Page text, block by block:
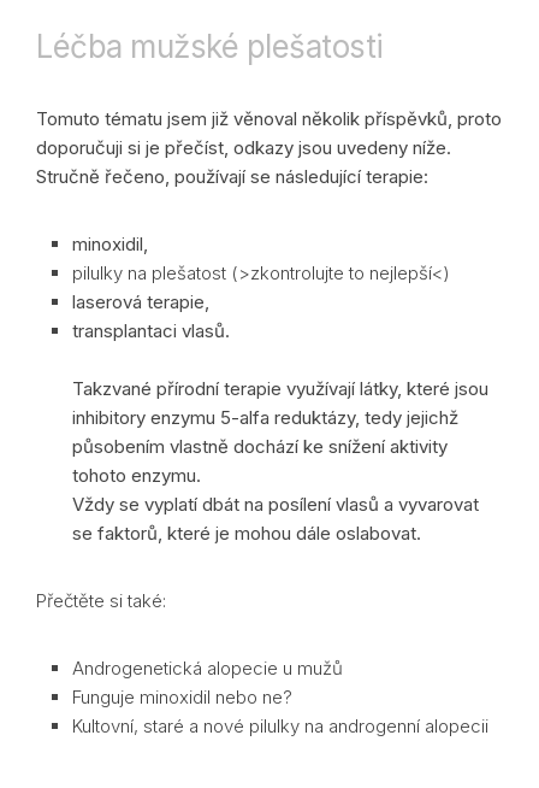
Léčba mužské plešatosti
Tomuto tématu jsem již věnoval několik příspěvků, proto
doporučuji si je přečíst, odkazy jsou uvedeny níže.
Stručně řečeno, používají se následující terapie:
minoxidil,
pilulky na plešatost (>zkontrolujte to nejlepší<)
laserová terapie,
transplantaci vlasů.
Takzvané přírodní terapie využívají látky, které jsou
inhibitory enzymu 5-alfa reduktázy, tedy jejichž
působením vlastně dochází ke snížení aktivity
tohoto enzymu.
Vždy se vyplatí dbát na posílení vlasů a vyvarovat
se faktorů, které je mohou dále oslabovat.
Přečtěte si také:
Androgenetická alopecie u mužů
Funguje minoxidil nebo ne?
Kultovní, staré a nové pilulky na androgenní alopecii